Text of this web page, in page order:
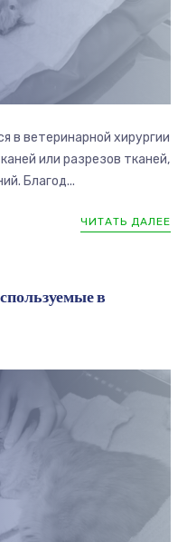
в ветеринарной хирургии
или разрезов тканей,
Благод...
ЧИТАТЬ ДАЛЕЕ
в